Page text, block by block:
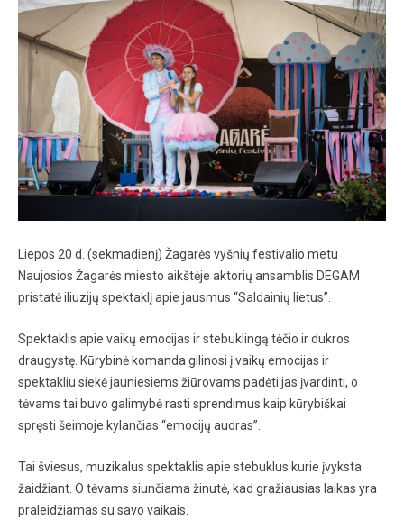
Liepos 20 d. (sekmadienį) Žagarės vyšnių festivalio metu
Naujosios Žagarės miesto aikštėje aktorių ansamblis DEGAM
pristatė iliuzijų spektaklį apie jausmus “Saldainių lietus”.
Spektaklis apie vaikų emocijas ir stebuklingą tėčio ir dukros
draugystę. Kūrybinė komanda gilinosi į vaikų emocijas ir
spektakliu siekė jauniesiems žiūrovams padėti jas įvardinti, o
tėvams tai buvo galimybė rasti sprendimus kaip kūrybiškai
spręsti šeimoje kylančias “emocijų audras”.
Tai šviesus, muzikalus spektaklis apie stebuklus kurie įvyksta
žaidžiant. O tėvams siunčiama žinutė, kad gražiausias laikas yra
praleidžiamas su savo vaikais.